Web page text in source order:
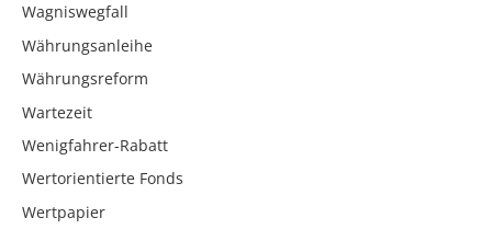
Wagniswegfall
Währungsanleihe
Währungsreform
Wartezeit
Wenigfahrer-Rabatt
Wertorientierte Fonds
Wertpapier